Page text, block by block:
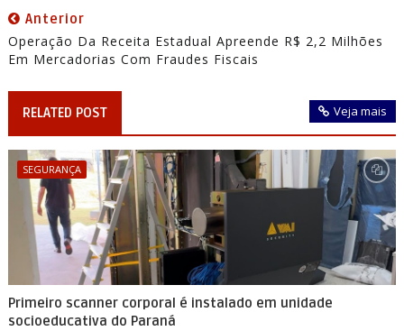
Anterior
Operação Da Receita Estadual Apreende R$ 2,2 Milhões
Em Mercadorias Com Fraudes Fiscais
RELATED POST Veja mais
SEGURANÇA
Primeiro scanner corporal é instalado em unidade
socioeducativa do Paraná